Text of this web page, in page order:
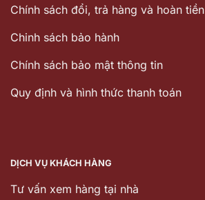
Chính sách đổi, trả hàng và hoàn tiền
Chinh sách bảo hành
Chính sách bảo mật thông tin
Quy định và hình thức thanh toán
DỊCH VỤ KHÁCH HÀNG
Tư vấn xem hàng tại nhà